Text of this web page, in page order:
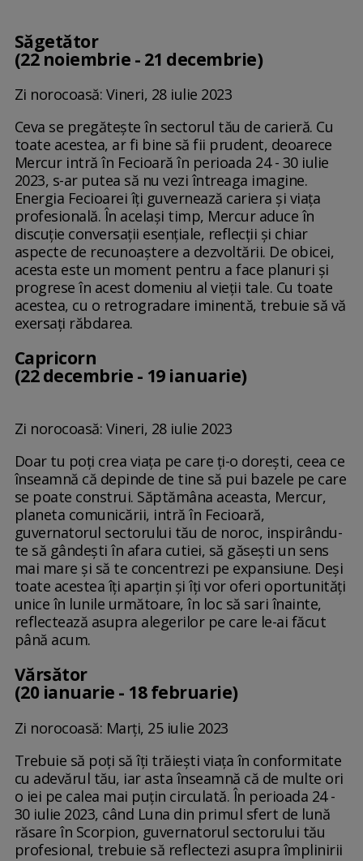
Săgetător
(22 noiembrie - 21 decembrie)
Zi norocoasă: Vineri, 28 iulie 2023
Ceva se pregătește în sectorul tău de carieră. Cu
toate acestea, ar fi bine să fii prudent, deoarece
Mercur intră în Fecioară în perioada 24 - 30 iulie
2023, s-ar putea să nu vezi întreaga imagine.
Energia Fecioarei îți guvernează cariera și viața
profesională. În același timp, Mercur aduce în
discuție conversații esențiale, reflecții și chiar
aspecte de recunoaștere a dezvoltării. De obicei,
acesta este un moment pentru a face planuri și
progrese în acest domeniu al vieții tale. Cu toate
acestea, cu o retrogradare iminentă, trebuie să vă
exersați răbdarea.
Capricorn
(22 decembrie - 19 ianuarie)
Zi norocoasă: Vineri, 28 iulie 2023
Doar tu poți crea viața pe care ți-o dorești, ceea ce
înseamnă că depinde de tine să pui bazele pe care
se poate construi. Săptămâna aceasta, Mercur,
planeta comunicării, intră în Fecioară,
guvernatorul sectorului tău de noroc, inspirându-
te să gândești în afara cutiei, să găsești un sens
mai mare și să te concentrezi pe expansiune. Deși
toate acestea îți aparțin și îți vor oferi oportunități
unice în lunile următoare, în loc să sari înainte,
reflectează asupra alegerilor pe care le-ai făcut
până acum.
Vărsător
(20 ianuarie - 18 februarie)
Zi norocoasă: Marți, 25 iulie 2023
Trebuie să poți să îți trăiești viața în conformitate
cu adevărul tău, iar asta înseamnă că de multe ori
o iei pe calea mai puțin circulată. În perioada 24 -
30 iulie 2023, când Luna din primul sfert de lună
răsare în Scorpion, guvernatorul sectorului tău
profesional, trebuie să reflectezi asupra împlinirii